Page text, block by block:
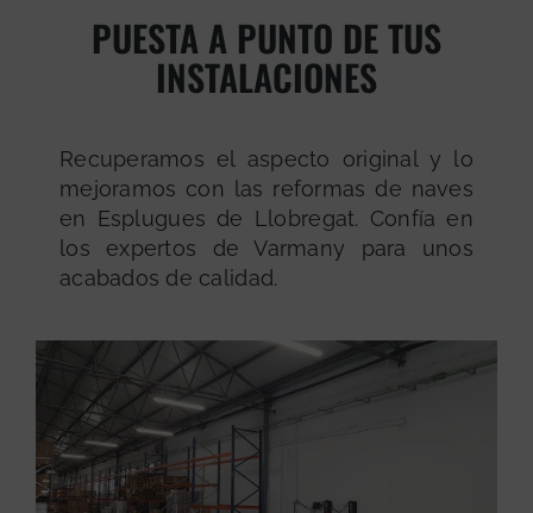
PUESTA A PUNTO DE TUS
INSTALACIONES
Recuperamos el aspecto original y lo
mejoramos con las reformas de naves
en Esplugues de Llobregat. Confía en
los expertos de Varmany para unos
acabados de calidad.